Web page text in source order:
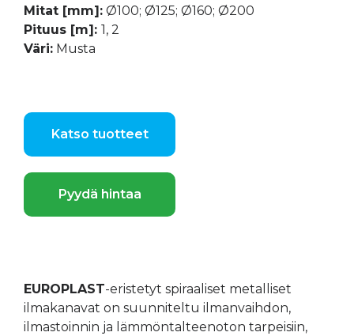
Mitat [mm]: Ø100; Ø125; Ø160; Ø200
Pituus [m]: 1, 2
Väri: Musta
Katso tuotteet
Pyydä hintaa
EUROPLAST-eristetyt spiraaliset metalliset
ilmakanavat on suunniteltu ilmanvaihdon,
ilmastoinnin ja lämmöntalteenoton tarpeisiin,